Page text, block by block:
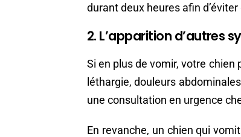
durant deux heures afin
2. L’apparition d’autres
Si en plus de vomir, votre chien
léthargie, douleurs
une consultation en urgence
En revanche, un chien qui